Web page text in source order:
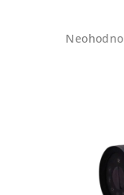
Priemerné